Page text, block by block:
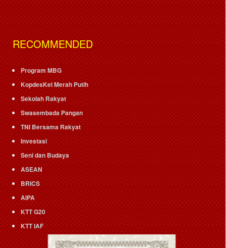
RECOMMENDED
Program MBG
KopdesKel Merah Putih
Sekolah Rakyat
Swasembada Pangan
TNI Bersama Rakyat
Investasi
Seni dan Budaya
ASEAN
BRICS
AIPA
KTT G20
KTT IAF